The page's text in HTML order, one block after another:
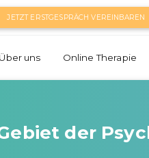
JETZT ERSTGESPRÄCH VEREINBAREN
Über uns Online Therapie
der